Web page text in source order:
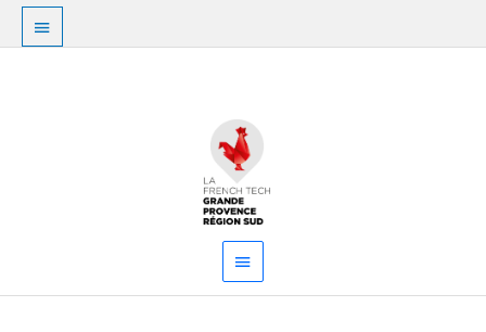
Aller
contenu
Au
dessus
principal